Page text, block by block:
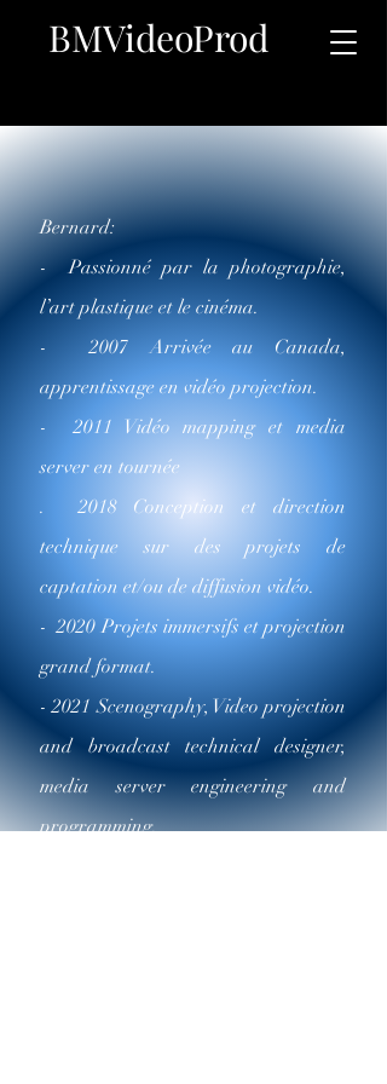
BMVideoProd
Bernard:
- Passionné par la photographie,
l’art plastique et le cinéma.
- 2007 Arrivée au Canada,
apprentissage en vidéo projection.
- 2011 Vidéo mapping et media
server en tournée
. 2018 Conception et direction
technique sur des projets de
captation et/ou de diffusion vidéo.
- 2020 Projets immersifs et projection
grand format.
- 2021 Scenography, Video projection
and broadcast technical designer,
media server engineering and
programming.